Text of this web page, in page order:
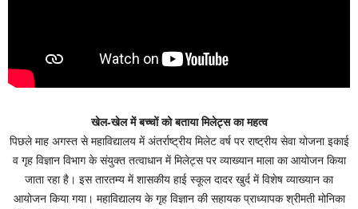
खेल-खेल में बच्चों को बताया मिलेट्स का महत्व
पिछले माह अगस्त से महाविद्यालय में अंतर्राष्ट्रीय मिलेट वर्ष पर राष्ट्रीय सेवा योजना इकाई
व गृह विज्ञान विभाग के संयुक्त तत्वाधान में मिलेट्स पर व्याख्यान माला का आयोजन किया
जाता रहा है। इस तारतम्य में शासकीय हाई स्कूल दादर खुर्द में विशेष व्याख्यान का
आयोजन किया गया। महाविद्यालय के गृह विज्ञान की सहायक प्राध्यापक श्रीमती मोनिका